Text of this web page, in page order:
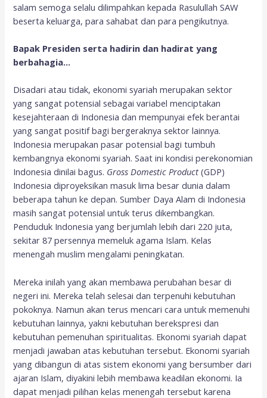
salam semoga selalu dilimpahkan kepada Rasulullah SAW
beserta keluarga, para sahabat dan para pengikutnya.
Bapak Presiden serta hadirin dan hadirat yang
berbahagia…
Disadari atau tidak, ekonomi syariah merupakan sektor
yang sangat potensial sebagai variabel menciptakan
kesejahteraan di Indonesia dan mempunyai efek berantai
yang sangat positif bagi bergeraknya sektor lainnya.
Indonesia merupakan pasar potensial bagi tumbuh
kembangnya ekonomi syariah. Saat ini kondisi perekonomian
Indonesia dinilai bagus. Gross Domestic Product(GDP)
Indonesia diproyeksikan masuk lima besar dunia dalam
beberapa tahun ke depan. Sumber Daya Alam di Indonesia
masih sangat potensial untuk terus dikembangkan.
Penduduk Indonesia yang berjumlah lebih dari 220 juta,
sekitar 87 persennya memeluk agama Islam. Kelas
menengah muslim mengalami peningkatan.
Mereka inilah yang akan membawa perubahan besar di
negeri ini. Mereka telah selesai dan terpenuhi kebutuhan
pokoknya. Namun akan terus mencari cara untuk memenuhi
kebutuhan lainnya, yakni kebutuhan berekspresi dan
kebutuhan pemenuhan spiritualitas. Ekonomi syariah dapat
menjadi jawaban atas kebutuhan tersebut. Ekonomi syariah
yang dibangun di atas sistem ekonomi yang bersumber dari
ajaran Islam, diyakini lebih membawa keadilan ekonomi. Ia
dapat menjadi pilihan kelas menengah tersebut karena